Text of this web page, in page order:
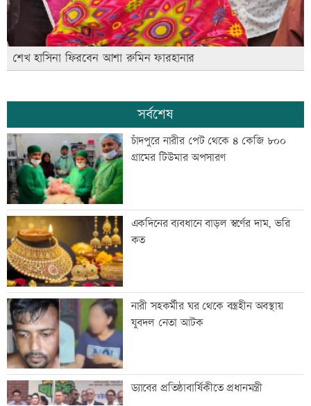
শেখ হাসিনা ফিরবেন আশা রুমিন ফারহানার
সর্বশেষ
চাঁদপুরে নারীর পেট থেকে ৪ কেজি ৮০০
গ্রামের টিউমার অপসারণ
একদিনের ব্যবধানে বাড়ল স্বর্ণের দাম, ভরি
কত
নারী সহকর্মীর ঘর থেকে বস্ত্রহীন অবস্থায়
যুবদল নেতা আটক
ড্যাবের প্রতিষ্ঠাবার্ষিকীতে প্রধানমন্ত্রী